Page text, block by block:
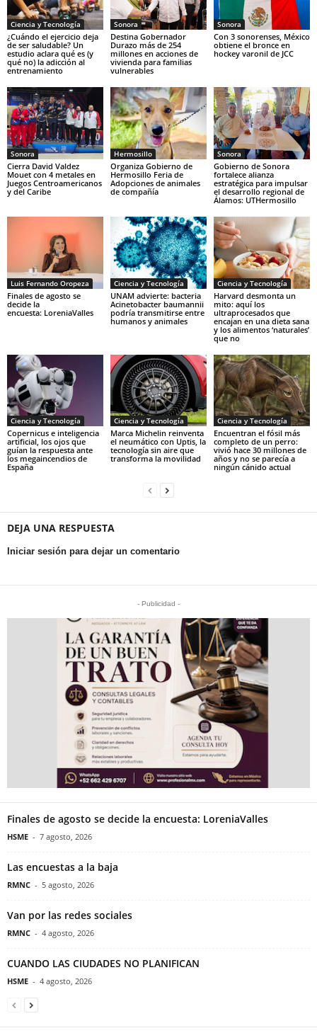
Ciencia y Tecnología
¿Cuándo el ejercicio deja
de ser saludable? Un
estudio aclara qué es (y
qué no) la adicción al
entrenamiento
Sonora
Destina Gobernador
Durazo más de 254
millones en acciones de
vivienda para familias
vulnerables
Sonora
Con 3 sonorenses, México
obtiene el bronce en
hockey varonil de JCC
Sonora
Cierra David Valdez
Mouet con 4 metales en
Juegos Centroamericanos
y del Caribe
Hermosillo
Organiza Gobierno de
Hermosillo Feria de
Adopciones de animales
de compañía
Sonora
Gobierno de Sonora
fortalece alianza
estratégica para impulsar
el desarrollo regional de
Álamos: UTHermosillo
Luis Fernando Oropeza
Finales de agosto se
decide la
encuesta: LoreniaValles
Ciencia y Tecnología
UNAM advierte: bacteria
Acinetobacter baumannii
podría transmitirse entre
humanos y animales
Ciencia y Tecnología
Harvard desmonta un
mito: aquí los
ultraprocesados que
encajan en una dieta sana
y los alimentos ‘naturales’
que no
Ciencia y Tecnología
Copernicus e inteligencia
artificial, los ojos que
guían la respuesta ante
los megaincendios de
España
Ciencia y Tecnología
Marca Michelin reinventa
el neumático con Uptis, la
tecnología sin aire que
transforma la movilidad
Ciencia y Tecnología
Encuentran el fósil más
completo de un perro:
vivió hace 30 millones de
años y no se parecía a
ningún cánido actual
DEJA UNA RESPUESTA
Iniciar sesión para dejar un comentario
- Publicidad -
Finales de agosto se decide la encuesta: LoreniaValles
HSME - 7 agosto, 2026
Las encuestas a la baja
RMNC - 5 agosto, 2026
Van por las redes sociales
RMNC - 4 agosto, 2026
CUANDO LAS CIUDADES NO PLANIFICAN
HSME - 4 agosto, 2026